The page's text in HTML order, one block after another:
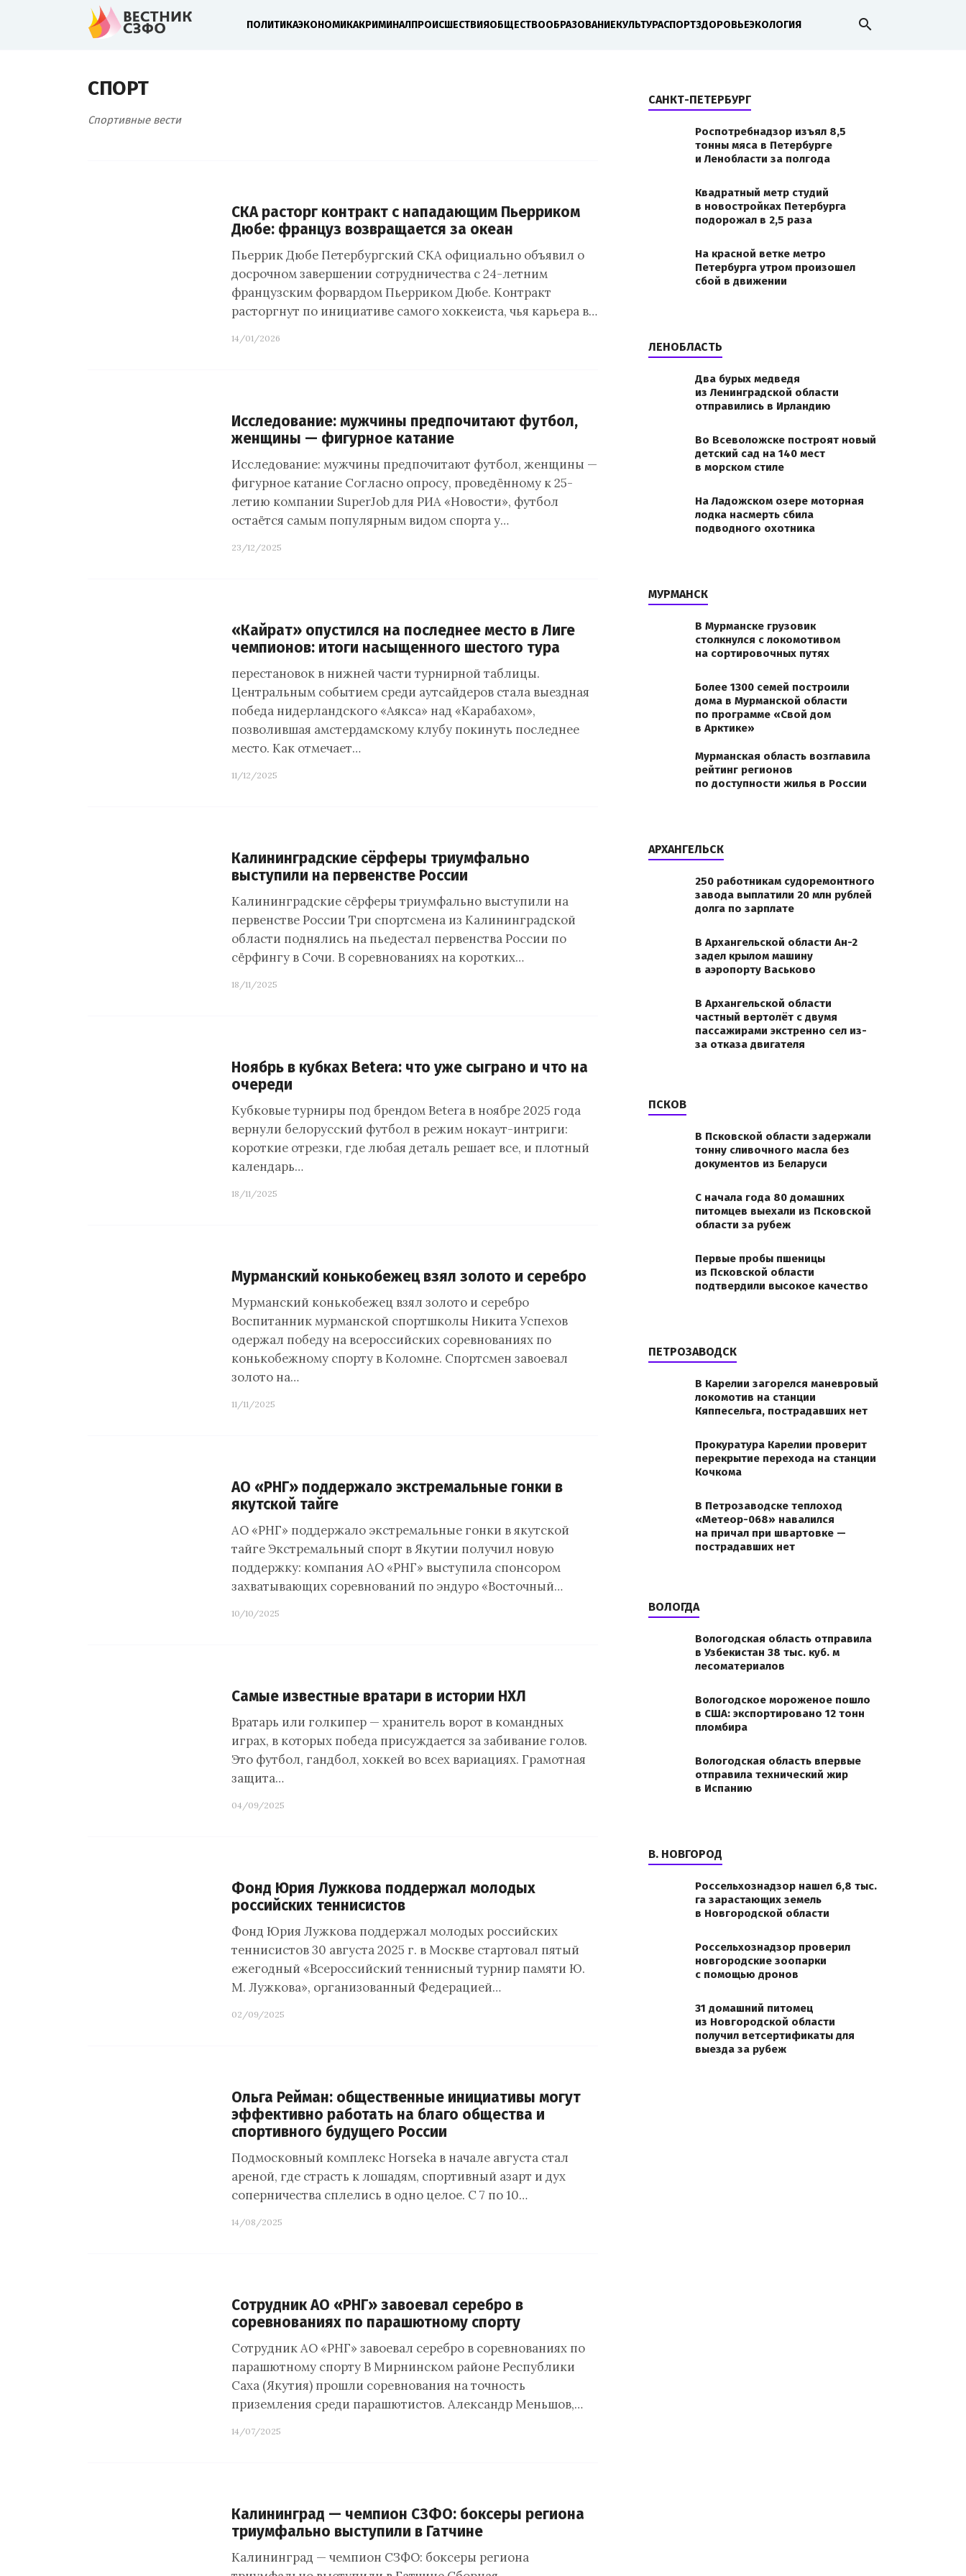
ПОЛИТИКАЭКОНОМИКАКРИМИНАЛПРОИСШЕСТВИЯОБЩЕСТВООБРАЗОВАНИЕКУЛЬТУРАСПОРТЗДОРОВЬЕЭКОЛОГИЯ search
СПОРТ
Спортивные вести
СКА расторг контракт с нападающим Пьерриком
Дюбе: француз возвращается за океан
Пьеррик Дюбе Петербургский СКА официально объявил о
досрочном завершении сотрудничества с 24-летним
французским форвардом Пьерриком Дюбе. Контракт
расторгнут по инициативе самого хоккеиста, чья карьера в…
14/01/2026
Исследование: мужчины предпочитают футбол,
женщины — фигурное катание
Исследование: мужчины предпочитают футбол, женщины —
фигурное катание Согласно опросу, проведённому к 25-
летию компании SuperJob для РИА «Новости», футбол
остаётся самым популярным видом спорта у…
23/12/2025
«Кайрат» опустился на последнее место в Лиге
чемпионов: итоги насыщенного шестого тура
перестановок в нижней части турнирной таблицы.
Центральным событием среди аутсайдеров стала выездная
победа нидерландского «Аякса» над «Карабахом»,
позволившая амстердамскому клубу покинуть последнее
место. Как отмечает…
11/12/2025
Калининградские сёрферы триумфально
выступили на первенстве России
Калининградские сёрферы триумфально выступили на
первенстве России Три спортсмена из Калининградской
области поднялись на пьедестал первенства России по
сёрфингу в Сочи. В соревнованиях на коротких…
18/11/2025
Ноябрь в кубках Betera: что уже сыграно и что на
очереди
Кубковые турниры под брендом Betera в ноябре 2025 года
вернули белорусский футбол в режим нокаут-интриги:
короткие отрезки, где любая деталь решает все, и плотный
календарь…
18/11/2025
Мурманский конькобежец взял золото и серебро
Мурманский конькобежец взял золото и серебро
Воспитанник мурманской спортшколы Никита Успехов
одержал победу на всероссийских соревнованиях по
конькобежному спорту в Коломне. Спортсмен завоевал
золото на…
11/11/2025
АО «РНГ» поддержало экстремальные гонки в
якутской тайге
АО «РНГ» поддержало экстремальные гонки в якутской
тайге Экстремальный спорт в Якутии получил новую
поддержку: компания АО «РНГ» выступила спонсором
захватывающих соревнований по эндуро «Восточный…
10/10/2025
Самые известные вратари в истории НХЛ
Вратарь или голкипер — хранитель ворот в командных
играх, в которых победа присуждается за забивание голов.
Это футбол, гандбол, хоккей во всех вариациях. Грамотная
защита…
04/09/2025
Фонд Юрия Лужкова поддержал молодых
российских теннисистов
Фонд Юрия Лужкова поддержал молодых российских
теннисистов 30 августа 2025 г. в Москве стартовал пятый
ежегодный «Всероссийский теннисный турнир памяти Ю.
М. Лужкова», организованный Федерацией…
02/09/2025
Ольга Рейман: общественные инициативы могут
эффективно работать на благо общества и
спортивного будущего России
Подмосковный комплекс Horseka в начале августа стал
ареной, где страсть к лошадям, спортивный азарт и дух
соперничества сплелись в одно целое. С 7 по 10…
14/08/2025
Сотрудник АО «РНГ» завоевал серебро в
соревнованиях по парашютному спорту
Сотрудник АО «РНГ» завоевал серебро в соревнованиях по
парашютному спорту В Мирнинском районе Республики
Саха (Якутия) прошли соревнования на точность
приземления среди парашютистов. Александр Меньшов,…
14/07/2025
Калининград — чемпион СЗФО: боксеры региона
триумфально выступили в Гатчине
Калининград — чемпион СЗФО: боксеры региона
САНКТ-ПЕТЕРБУРГ
Роспотребнадзор изъял 8,5
тонны мяса в Петербурге
и Ленобласти за полгода
Квадратный метр студий
в новостройках Петербурга
подорожал в 2,5 раза
На красной ветке метро
Петербурга утром произошел
сбой в движении
ЛЕНОБЛАСТЬ
Два бурых медведя
из Ленинградской области
отправились в Ирландию
Во Всеволожске построят новый
детский сад на 140 мест
в морском стиле
На Ладожском озере моторная
лодка насмерть сбила
подводного охотника
МУРМАНСК
В Мурманске грузовик
столкнулся с локомотивом
на сортировочных путях
Более 1300 семей построили
дома в Мурманской области
по программе «Свой дом
в Арктике»
Мурманская область возглавила
рейтинг регионов
по доступности жилья в России
АРХАНГЕЛЬСК
250 работникам судоремонтного
завода выплатили 20 млн рублей
долга по зарплате
В Архангельской области Ан-2
задел крылом машину
в аэропорту Васьково
В Архангельской области
частный вертолёт с двумя
пассажирами экстренно сел из-
за отказа двигателя
ПСКОВ
В Псковской области задержали
тонну сливочного масла без
документов из Беларуси
С начала года 80 домашних
питомцев выехали из Псковской
области за рубеж
Первые пробы пшеницы
из Псковской области
подтвердили высокое качество
ПЕТРОЗАВОДСК
В Карелии загорелся маневровый
локомотив на станции
Кяппесельга, пострадавших нет
Прокуратура Карелии проверит
перекрытие перехода на станции
Кочкома
В Петрозаводске теплоход
«Метеор-068» навалился
на причал при швартовке —
пострадавших нет
ВОЛОГДА
Вологодская область отправила
в Узбекистан 38 тыс. куб. м
лесоматериалов
Вологодское мороженое пошло
в США: экспортировано 12 тонн
пломбира
Вологодская область впервые
отправила технический жир
в Испанию
В. НОВГОРОД
Россельхознадзор нашел 6,8 тыс.
га зарастающих земель
в Новгородской области
Россельхознадзор проверил
новгородские зоопарки
с помощью дронов
31 домашний питомец
из Новгородской области
получил ветсертификаты для
выезда за рубеж